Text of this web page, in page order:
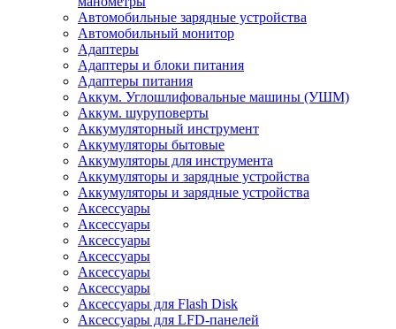
Автомобильные зарядные устройства
Автомобильный монитор
Адаптеры
Адаптеры и блоки питания
Адаптеры питания
Аккум. Углошлифовальные машины (УШМ)
Аккум. шуруповерты
Аккумуляторный инструмент
Аккумуляторы бытовые
Аккумуляторы для инструмента
Аккумуляторы и зарядные устройства
Аккумуляторы и зарядные устройства
Аксессуары
Аксессуары
Аксессуары
Аксессуары
Аксессуары
Аксессуары
Аксессуары для Flash Disk
Аксессуары для LFD-панелей